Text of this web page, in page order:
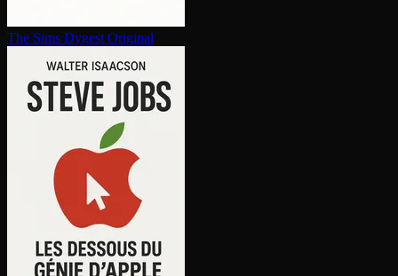
The Sims Dygest Original